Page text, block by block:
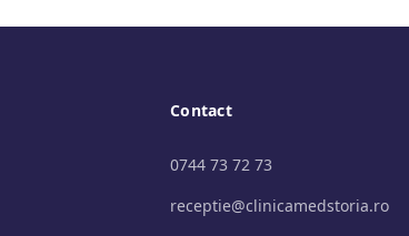
Contact
0744 73 72 73
receptie@clinicamedstoria.ro